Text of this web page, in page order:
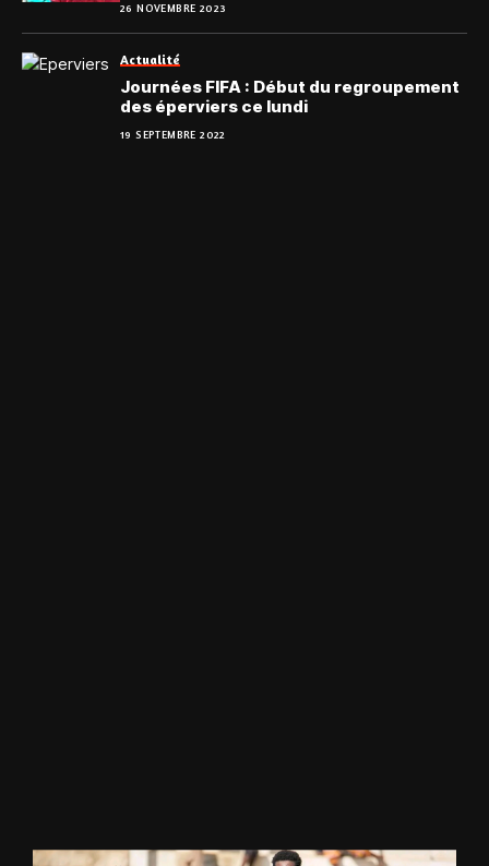
26 NOVEMBRE 2023
Actualité
Journées FIFA : Début du regroupement
des éperviers ce lundi
19 SEPTEMBRE 2022